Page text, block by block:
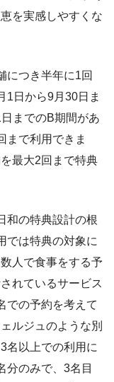
を実感しやすくな
につき半年に1回
1日から9月30日ま
までのB期間があ
まで利用できま
最大2回まで特典
和の特典設計の根
では特典の対象に
人で食事をする予
れているサービス
での予約を考えて
ルジュのような別
名以上での利用に
分のみで、3名目